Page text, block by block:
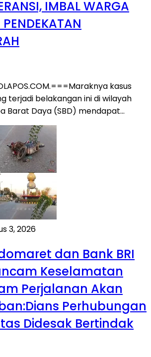
IMBAL WARGA
kasus
terjadi belakangan ini di wilayah
Barat Daya (SBD) mendapat…
3, 2026
dan Bank BRI
Keselamatan
Perjalanan Akan
Perhubungan
Didesak Bertindak